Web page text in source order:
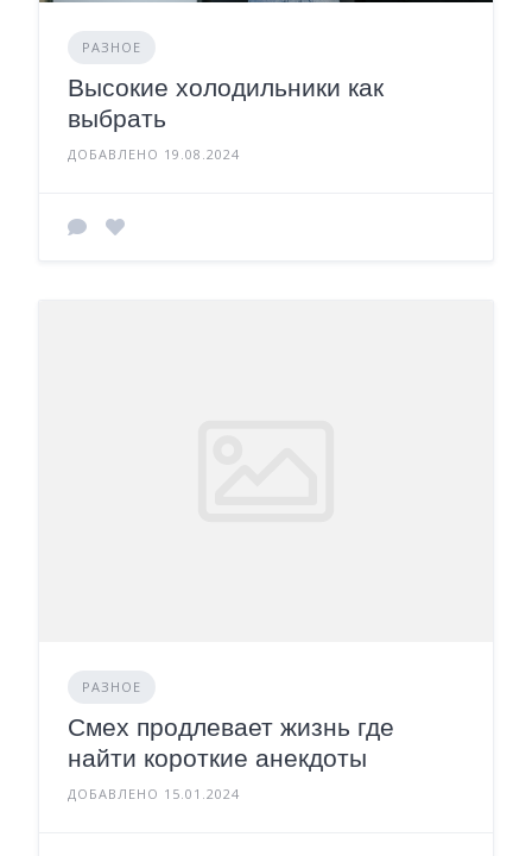
РАЗНОЕ
Высокие холодильники как
выбрать
ДОБАВЛЕНО 19.08.2024
РАЗНОЕ
Смех продлевает жизнь где
найти короткие анекдоты
ДОБАВЛЕНО 15.01.2024